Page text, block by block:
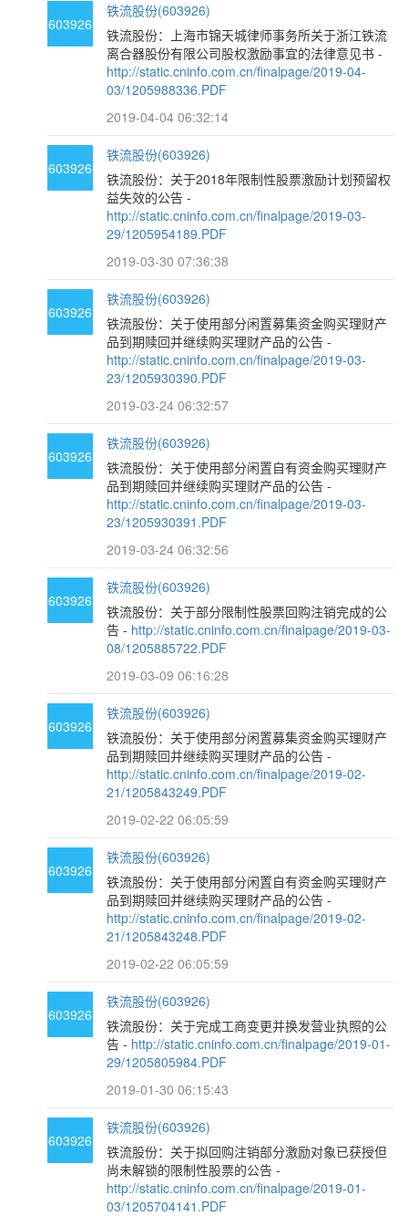
603926
铁流股份(603926)
铁流股份：上海市锦天城律师事务所关于浙江铁流
离合器股份有限公司股权激励事宜的法律意见书 -
http://static.cninfo.com.cn/finalpage/2019-04-
03/1205988336.PDF
2019-04-04 06:32:14
603926
铁流股份(603926)
铁流股份：关于2018年限制性股票激励计划预留权
益失效的公告 -
http://static.cninfo.com.cn/finalpage/2019-03-
29/1205954189.PDF
2019-03-30 07:36:38
603926
铁流股份(603926)
铁流股份：关于使用部分闲置募集资金购买理财产
品到期赎回并继续购买理财产品的公告 -
http://static.cninfo.com.cn/finalpage/2019-03-
23/1205930390.PDF
2019-03-24 06:32:57
603926
铁流股份(603926)
铁流股份：关于使用部分闲置自有资金购买理财产
品到期赎回并继续购买理财产品的公告 -
http://static.cninfo.com.cn/finalpage/2019-03-
23/1205930391.PDF
2019-03-24 06:32:56
603926
铁流股份(603926)
铁流股份：关于部分限制性股票回购注销完成的公
告 - http://static.cninfo.com.cn/finalpage/2019-03-
08/1205885722.PDF
2019-03-09 06:16:28
603926
铁流股份(603926)
铁流股份：关于使用部分闲置募集资金购买理财产
品到期赎回并继续购买理财产品的公告 -
http://static.cninfo.com.cn/finalpage/2019-02-
21/1205843249.PDF
2019-02-22 06:05:59
603926
铁流股份(603926)
铁流股份：关于使用部分闲置自有资金购买理财产
品到期赎回并继续购买理财产品的公告 -
http://static.cninfo.com.cn/finalpage/2019-02-
21/1205843248.PDF
2019-02-22 06:05:59
603926
铁流股份(603926)
铁流股份：关于完成工商变更并换发营业执照的公
告 - http://static.cninfo.com.cn/finalpage/2019-01-
29/1205805984.PDF
2019-01-30 06:15:43
603926
铁流股份(603926)
铁流股份：关于拟回购注销部分激励对象已获授但
尚未解锁的限制性股票的公告 -
http://static.cninfo.com.cn/finalpage/2019-01-
03/1205704141.PDF